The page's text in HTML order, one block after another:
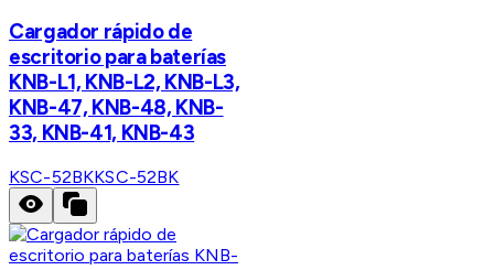
Cargador rápido de
escritorio para baterías
KNB-L1, KNB-L2, KNB-L3,
KNB-47, KNB-48, KNB-
33, KNB-41, KNB-43
KSC-52BKKSC-52BK